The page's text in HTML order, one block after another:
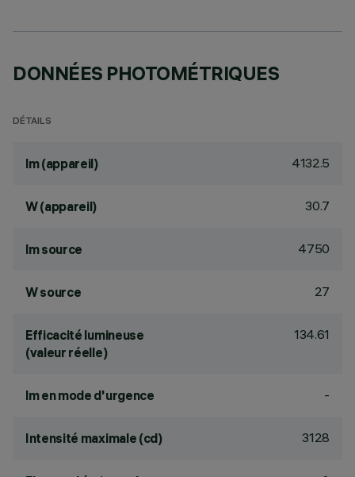
DONNÉES PHOTOMÉTRIQUES
DÉTAILS
lm (appareil) 4132.5
W (appareil) 30.7
lm source 4750
W source 27
Efficacité lumineuse
(valeur réelle)
134.61
lm en mode d'urgence -
Intensité maximale (cd) 3128